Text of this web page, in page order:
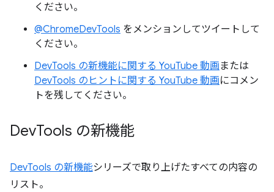
ください。
@ChromeDevTools をメンションしてツイートして
ください。
DevTools の新機能に関する YouTube 動画 または
DevTools のヒントに関する YouTube 動画にコメン
トを残してください。
DevTools の新機能
DevTools の新機能シリーズで取り上げたすべての内容の
リスト。